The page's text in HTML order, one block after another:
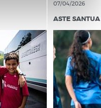
07/04/2026
ASTE